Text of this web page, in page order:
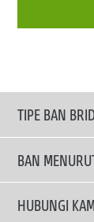
TIPE BAN
BAN
Ban ENLITEN
HUBUNGI